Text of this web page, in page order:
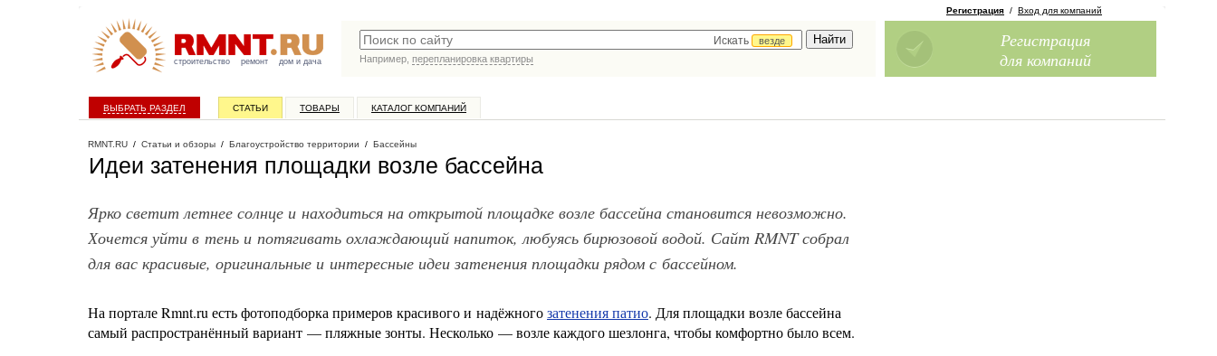
строительство ремонт дом и дача
Искать
везде
Например, перепланировка квартиры
Регистрация / Вход для компаний
Регистрация
для компаний
ВЫБРАТЬ РАЗДЕЛ СТАТЬИ ТОВАРЫ КАТАЛОГ КОМПАНИЙ
RMNT.RU / Статьи и обзоры / Благоустройство территории / Бассейны
Идеи затенения площадки возле бассейна
Ярко светит летнее солнце и находиться на открытой площадке возле бассейна становится невозможно.
Хочется уйти в тень и потягивать охлаждающий напиток, любуясь бирюзовой водой. Сайт RMNT собрал
для вас красивые, оригинальные и интересные идеи затенения площадки рядом с бассейном.
На портале Rmnt.ru есть фотоподборка примеров красивого и надёжногозатенения патио. Для площадки возле бассейна
самый распространённый вариант — пляжные зонты. Несколько — возле каждого шезлонга, чтобы комфортно было всем.